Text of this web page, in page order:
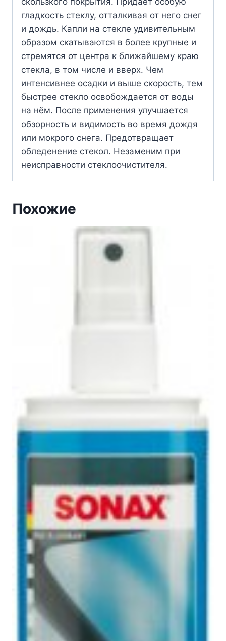
гладкость стеклу, отталкивая от него снег
и дождь. Капли на стекле удивительным
образом скатываются в более крупные и
стремятся от центра к ближайшему краю
стекла, в том числе и вверх. Чем
интенсивнее осадки и выше скорость, тем
быстрее стекло освобождается от воды
на нём. После применения улучшается
обзорность и видимость во время дождя
или мокрого снега. Предотвращает
обледенение стекол. Незаменим при
неисправности стеклоочистителя.
Похожие